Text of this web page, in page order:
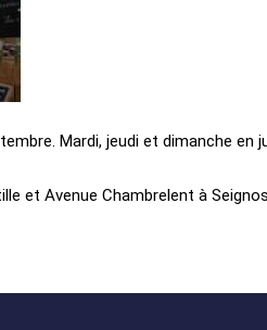
Mardi, jeudi et dimanche en
et Avenue Chambrelent à